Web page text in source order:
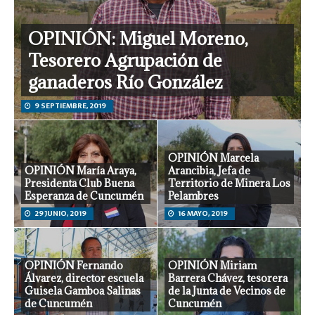
OPINIÓN: Miguel Moreno,
Tesorero Agrupación de
ganaderos Río González
9 SEPTIEMBRE, 2019
OPINIÓN María Araya,
Presidenta Club Buena
Esperanza de Cuncumén
29 JUNIO, 2019
OPINIÓN Marcela
Arancibia, Jefa de
Territorio de Minera Los
Pelambres
16 MAYO, 2019
OPINIÓN Fernando
Álvarez, director escuela
Guisela Gamboa Salinas
de Cuncumén
OPINIÓN Miriam
Barrera Chávez, tesorera
de la Junta de Vecinos de
Cuncumén